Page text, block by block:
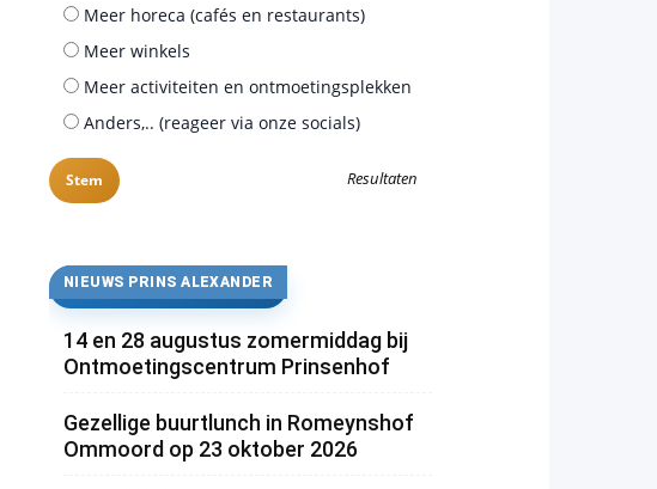
Meer horeca (cafés en restaurants)
Meer winkels
Meer activiteiten en ontmoetingsplekken
Anders,.. (reageer via onze socials)
Resultaten
NIEUWS PRINS ALEXANDER
14 en 28 augustus zomermiddag bij
Ontmoetingscentrum Prinsenhof
Gezellige buurtlunch in Romeynshof
Ommoord op 23 oktober 2026